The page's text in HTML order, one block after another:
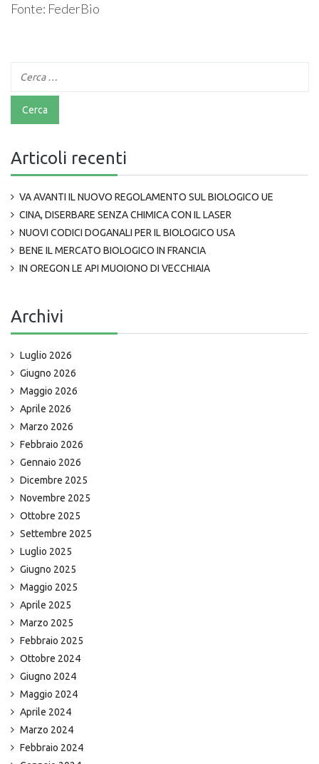
Fonte: FederBio
Articoli recenti
VA AVANTI IL NUOVO REGOLAMENTO SUL BIOLOGICO UE
CINA, DISERBARE SENZA CHIMICA CON IL LASER
NUOVI CODICI DOGANALI PER IL BIOLOGICO USA
BENE IL MERCATO BIOLOGICO IN FRANCIA
IN OREGON LE API MUOIONO DI VECCHIAIA
Archivi
Luglio 2026
Giugno 2026
Maggio 2026
Aprile 2026
Marzo 2026
Febbraio 2026
Gennaio 2026
Dicembre 2025
Novembre 2025
Ottobre 2025
Settembre 2025
Luglio 2025
Giugno 2025
Maggio 2025
Aprile 2025
Marzo 2025
Febbraio 2025
Ottobre 2024
Giugno 2024
Maggio 2024
Aprile 2024
Marzo 2024
Febbraio 2024